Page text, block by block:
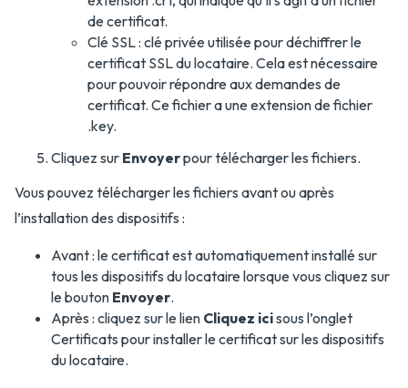
de certificat.
Clé SSL : clé privée utilisée pour déchiffrer le
certificat SSL du locataire. Cela est nécessaire
pour pouvoir répondre aux demandes de
certificat. Ce fichier a une extension de fichier
.key.
Cliquez sur Envoyerpour télécharger les fichiers.
Vous pouvez télécharger les fichiers avant ou après
l’installation des dispositifs :
Avant : le certificat est automatiquement installé sur
tous les dispositifs du locataire lorsque vous cliquez sur
le bouton Envoyer.
Après : cliquez sur le lien Cliquez icisous l’onglet
Certificats pour installer le certificat sur les dispositifs
du locataire.